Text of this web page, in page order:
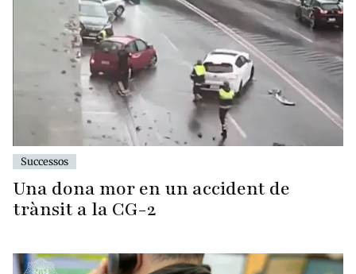
Successos
Una dona mor en un accident de
trànsit a la CG-2